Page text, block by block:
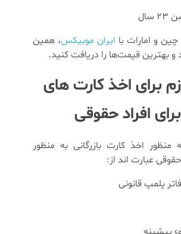
چین و امارات با ایران موبیکس، همین
و بهترین قیمت‌ها را دریافت کنید.
برای اخذ کارت های
افراد حقوقی
منظور اخذ کارت بازرگانی به منظور
عبارت اند از:
پلمپ قانونی